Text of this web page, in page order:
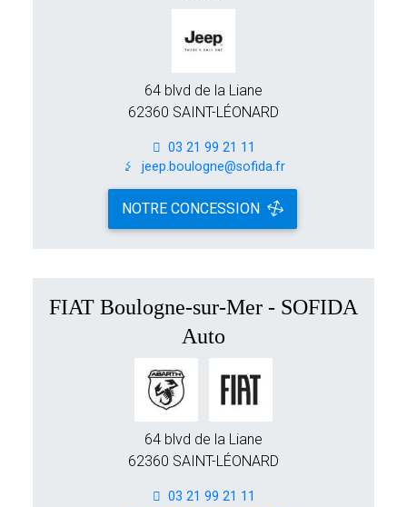
64 blvd de la Liane
62360 SAINT-LÉONARD
03 21 99 21 11
jeep.boulogne@sofida.fr
NOTRE CONCESSION
FIAT Boulogne-sur-Mer - SOFIDA
Auto
64 blvd de la Liane
62360 SAINT-LÉONARD
03 21 99 21 11